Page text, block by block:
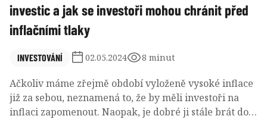
investic a jak se investoři mohou chránit před
inflačními tlaky
INVESTOVÁNÍ 02.05.2024 8 minut
Ačkoliv máme zřejmě období vyloženě vysoké inflace
již za sebou, neznamená to, že by měli investoři na
inflaci zapomenout. Naopak, je dobré ji stále brát do